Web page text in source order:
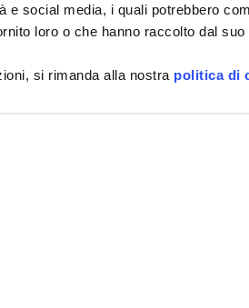
e social media, i quali potrebbero
loro o che hanno raccolto dal
si rimanda alla nostra politica di
or Android phone :